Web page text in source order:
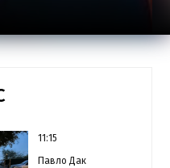
11:15
Павло Дак